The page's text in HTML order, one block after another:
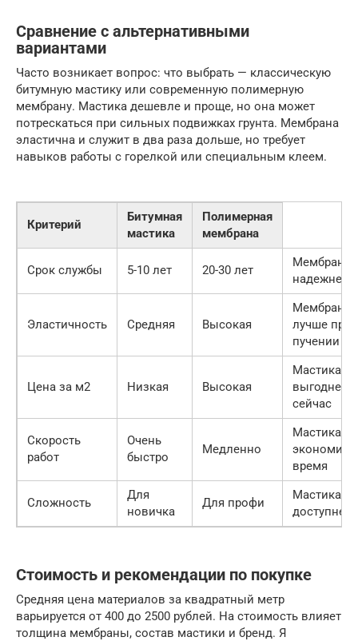
Сравнение с альтернативными
вариантами
Часто возникает вопрос: что выбрать — классическую
битумную мастику или современную полимерную
мембрану. Мастика дешевле и проще, но она может
потрескаться при сильных подвижках грунта. Мембрана
эластична и служит в два раза дольше, но требует
навыков работы с горелкой или специальным клеем.
Критерий
Битумная
мастика
Полимерная
мембрана
Срок службы 5-10 лет 20-30 лет
Мембрана
надежнее
Эластичность Средняя Высокая
Мембрана
лучше при
пучении
Цена за м2 Низкая Высокая
Мастика
выгоднее
сейчас
Скорость
работ
Очень
быстро
Медленно
Мастика
экономит
время
Сложность
Для
новичка
Для профи
Мастика
доступнее
Стоимость и рекомендации по покупке
Средняя цена материалов за квадратный метр
варьируется от 400 до 2500 рублей. На стоимость влияет
толщина мембраны, состав мастики и бренд. Я